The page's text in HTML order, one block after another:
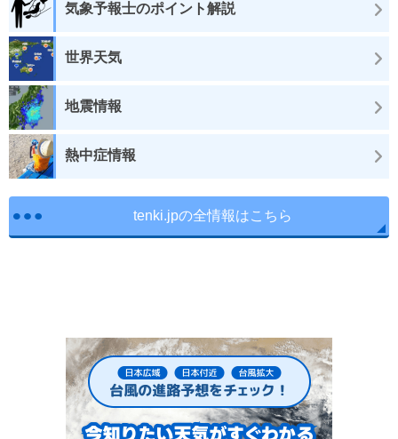
気象予報士のポイント解説
世界天気
地震情報
熱中症情報
tenki.jpの全情報はこちら